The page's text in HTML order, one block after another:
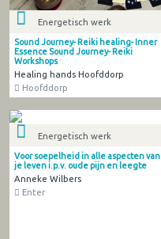
Energetisch werk
Sound Journey- Reiki healing- Inner
Essence Sound Journey- Reiki
Workshops
Healing hands Hoofddorp
Hoofddorp
Energetisch werk
Voor soepelheid in alle aspecten van
je leven i.p.v. oude pijn en leegte
Anneke Wilbers
Enter